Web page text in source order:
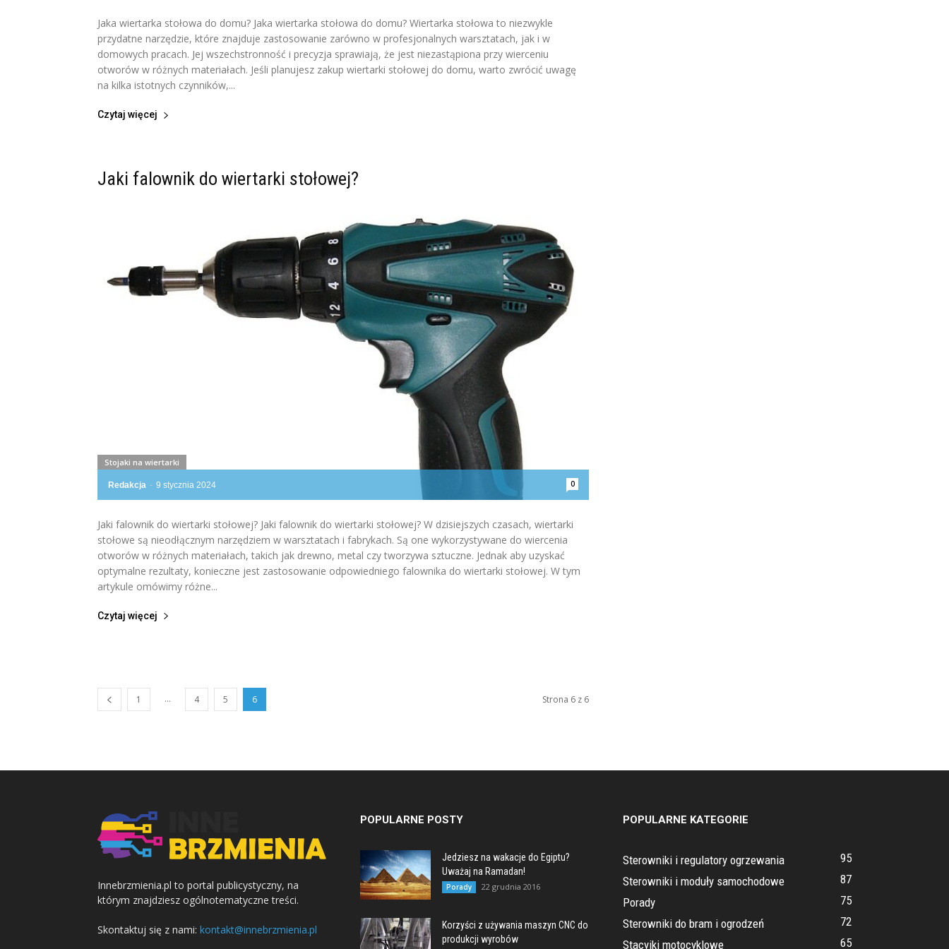
Jaka wiertarka stołowa do domu? Jaka wiertarka stołowa do domu? Wiertarka stołowa to niezwykle
przydatne narzędzie, które znajduje zastosowanie zarówno w profesjonalnych warsztatach, jak i w
domowych pracach. Jej wszechstronność i precyzja sprawiają, że jest niezastąpiona przy wierceniu
otworów w różnych materiałach. Jeśli planujesz zakup wiertarki stołowej do domu, warto zwrócić uwagę
na kilka istotnych czynników,...
Czytaj więcej
Jaki falownik do wiertarki stołowej?
Redakcja - 9 stycznia 2024 0
Stojaki na wiertarki
Jaki falownik do wiertarki stołowej? Jaki falownik do wiertarki stołowej? W dzisiejszych czasach, wiertarki
stołowe są nieodłącznym narzędziem w warsztatach i fabrykach. Są one wykorzystywane do wiercenia
otworów w różnych materiałach, takich jak drewno, metal czy tworzywa sztuczne. Jednak aby uzyskać
optymalne rezultaty, konieczne jest zastosowanie odpowiedniego falownika do wiertarki stołowej. W tym
artykule omówimy różne...
Czytaj więcej
1 ... 4 5 6 Strona 6 z 6
Innebrzmienia.pl to portal publicystyczny, na
którym znajdziesz ogólnotematyczne treści.
Skontaktuj się z nami: kontakt@innebrzmienia.pl
POPULARNE POSTY
Jedziesz na wakacje do Egiptu?
Uważaj na Ramadan!
Porady 22 grudnia 2016
Korzyści z używania maszyn CNC do
produkcji wyrobów
POPULARNE KATEGORIE
Sterowniki i regulatory ogrzewania
95
Sterowniki i moduły samochodowe
87
Porady
75
Sterowniki do bram i ogrodzeń
72
Stacyjki motocyklowe
65